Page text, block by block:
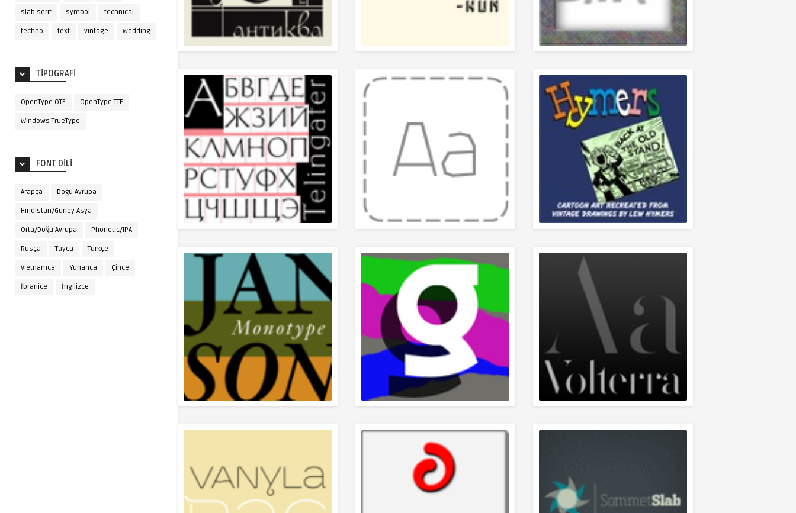
slab serif symbol technical
techno text vintage wedding
TIPOGRAFI
OpenType OTF OpenType TTF
Windows TrueType
FONT DILI
Arapça Doğu Avrupa
Hindistan/Güney Asya
Orta/Doğu Avrupa Phonetic/IPA
Rusça Tayca Türkçe
Vietnamca Yunanca Çince
İbranice İngilizce